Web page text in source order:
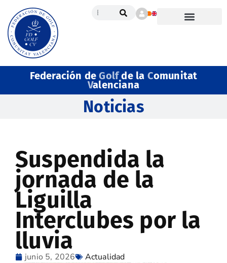
Federación deGolfde la Comunitat
Valenciana
Noticias
Suspendida la
jornada de la
Liguilla
Interclubes por la
lluvia
junio 5, 2026 Actualidad